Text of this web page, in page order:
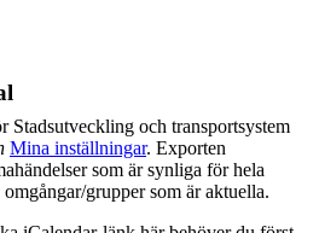
Stadsutveckling och transportsystem
Mina inställningar. Exporten
som är synliga för hela
grupper som är aktuella.